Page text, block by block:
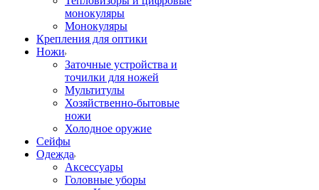
монокуляры
Монокуляры
Крепления для оптики
Ножи
Заточные устройства и
точилки для ножей
Мультитулы
Хозяйственно-бытовые
ножи
Холодное оружие
Сейфы
Одежда
Аксессуары
Головные уборы